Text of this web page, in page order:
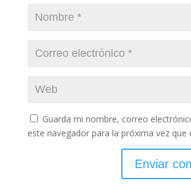
Guarda mi nombre, correo
este navegador para la próxima vez que